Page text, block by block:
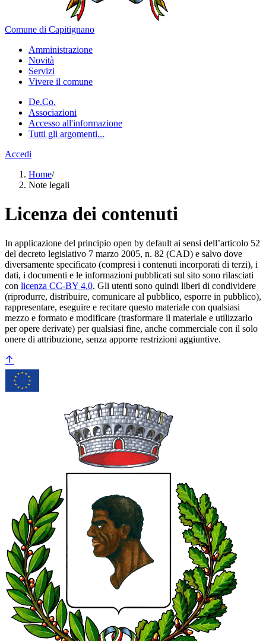
Comune di Capitignano
Amministrazione
Novità
Servizi
Vivere il comune
De.Co.
Associazioni
Accesso all'informazione
Tutti gli argomenti...
Accedi
Home/
Note legali
Licenza dei contenuti
In applicazione del principio open by default ai sensi dell’articolo 52
del decreto legislativo 7 marzo 2005, n. 82 (CAD) e salvo dove
diversamente specificato (compresi i contenuti incorporati di terzi), i
dati, i documenti e le informazioni pubblicati sul sito sono rilasciati
con licenza CC-BY 4.0. Gli utenti sono quindi liberi di condividere
(riprodurre, distribuire, comunicare al pubblico, esporre in pubblico),
rappresentare, eseguire e recitare questo materiale con qualsiasi
mezzo e formato e modificare (trasformare il materiale e utilizzarlo
per opere derivate) per qualsiasi fine, anche commerciale con il solo
onere di attribuzione, senza apporre restrizioni aggiuntive.